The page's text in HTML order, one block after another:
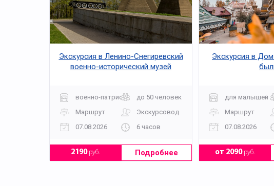
Экскурсия в Ленино-Снегиревский
военно-исторический музей
военно-патриотическаядо 50 человек
Маршрут
Экскурсовод
07.08.2026
6 часов
2190руб. Подробнее
Экскурсия в
для малышей
Маршрут
07.08.2026
от 2090руб.